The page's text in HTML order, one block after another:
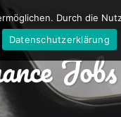
Jobs
Durch die
Datenschutzerklärung